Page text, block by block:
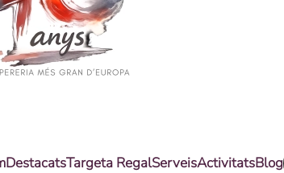
DestacatsTargeta RegalServeisActivitatsBlog